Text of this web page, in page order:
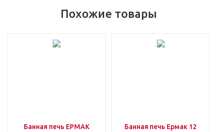
Похожие товары
Банная печь ЕРМАК
Банная печь Ермак 12